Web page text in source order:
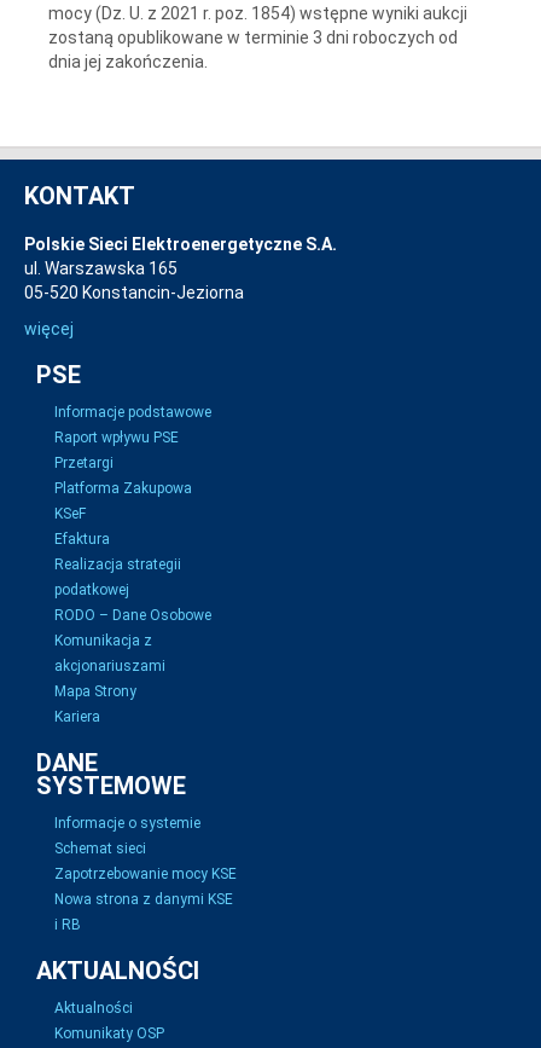
mocy (Dz. U. z 2021 r. poz. 1854) wstępne wyniki aukcji
zostaną opublikowane w terminie 3 dni roboczych od
dnia jej zakończenia.
KONTAKT
Polskie Sieci Elektroenergetyczne S.A.
ul. Warszawska 165
05-520 Konstancin-Jeziorna
więcej
PSE
Informacje podstawowe
Raport wpływu PSE
Przetargi
Platforma Zakupowa
KSeF
Efaktura
Realizacja strategii
podatkowej
RODO – Dane Osobowe
Komunikacja z
akcjonariuszami
Mapa Strony
Kariera
DANE
SYSTEMOWE
Informacje o systemie
Schemat sieci
Zapotrzebowanie mocy KSE
Nowa strona z danymi KSE
i RB
AKTUALNOŚCI
Aktualności
Komunikaty OSP